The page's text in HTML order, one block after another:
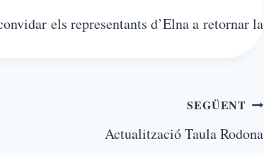
els representants d’Elna a retornar la
SEGÜENT
Actualització Taula Rodona